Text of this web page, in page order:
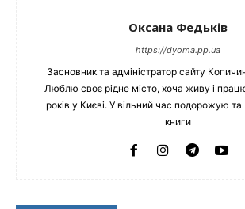
Оксана Федьків
https://dyoma.pp.ua
Засновник та адміністратор сайту
Люблю своє рідне місто, хоча живу і
років у Києві. У вільний час подорожую
книги